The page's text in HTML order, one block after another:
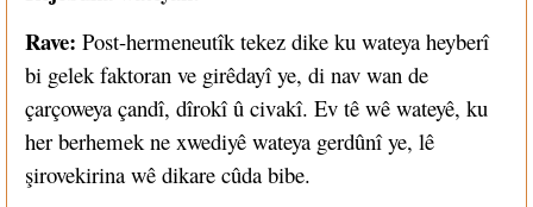
Rave: Post-hermeneutîk tekez dike ku wateya heyberî
bi gelek faktoran ve girêdayî ye, di nav wan de
çarçoweya çandî, dîrokî û civakî. Ev tê wê wateyê, ku
her berhemek ne xwediyê wateya gerdûnî ye, lê
şirovekirina wê dikare cûda bibe.